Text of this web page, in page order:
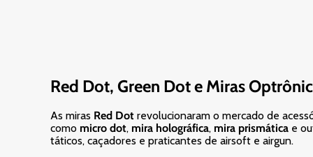
Red Dot, Green Dot e Miras
As miras Red Dot revolucionaram o mercado de
como micro dot, mira holográfica, mira prismática e
táticos, caçadores e praticantes de airsoft e airgun.